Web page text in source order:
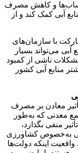
پساب‌ها و کاهش مصرف
آبی کمک کند و از
با سازمان‌های
می‌تواند بسیار
ناشی از کمبود
منابع آبی کشور
معادن بر مصرف
معدنی که به‌طور
منفی بگذارد،
به‌خصوص کشاورزی
اینکه دولت‌ها